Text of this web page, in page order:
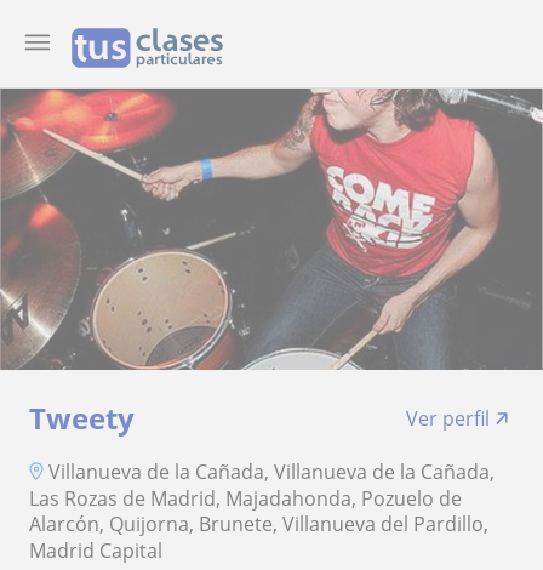
Tweety
Ver perfil
Villanueva de la Cañada, Villanueva de la Cañada,
Las Rozas de Madrid, Majadahonda, Pozuelo de
Alarcón, Quijorna, Brunete, Villanueva del Pardillo,
Madrid Capital